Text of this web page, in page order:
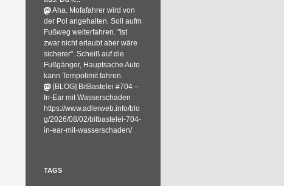
Aha. Mofafahrer wird von
der Pol angehalten. Soll aufm
Fußweg weiterfahren. "Ist
zwar nicht erlaubt aber wäre
sicherer". Scheiß auf die
Fußgänger, Hauptsache Auto
kann Tempolimit fahren.
[BLOG] BitBastelei #704 –
In-Ear mit Wasserschaden
https://www.adlerweb.info/blo
g/2026/08/02/bitbastelei-704-
in-ear-mit-wasserschaden/
TAGS